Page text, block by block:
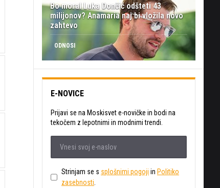
Bo moral Luka Dončić odšteti 43
milijonov? Anamaria naj bi vložila novo
zahtevo
ODNOSI
E-NOVICE
Prijavi se na Moskisvet e-novičke in bodi na
tekočem z lepotnimi in modnimi trendi.
Strinjam se s splošnimi pogoji in Politiko
zasebnosti